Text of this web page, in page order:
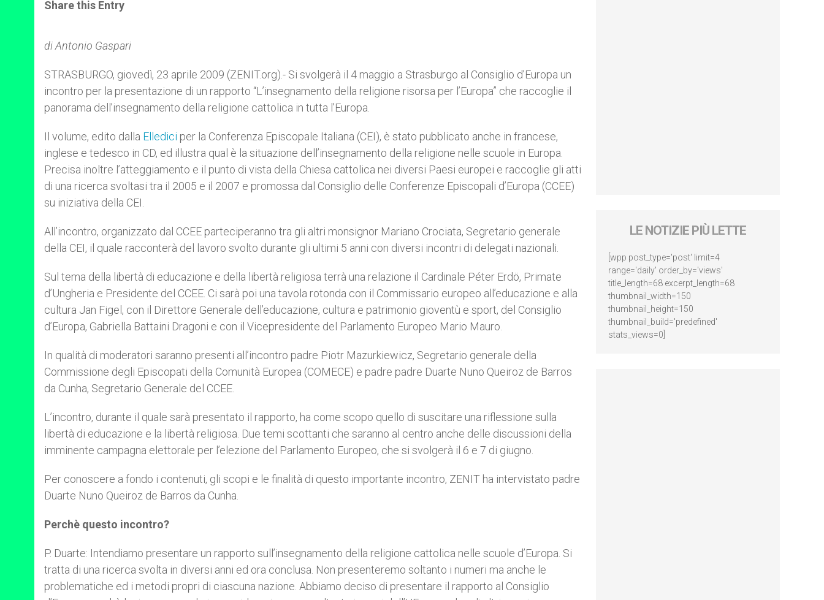
s
p
e
e
r
b
k
Share this Entry
di Antonio Gaspari
STRASBURGO, giovedì, 23 aprile 2009 (ZENIT.org).- Si svolgerà il 4 maggio a Strasburgo al Consiglio d’Europa un
incontro per la presentazione di un rapporto “L’insegnamento della religione risorsa per l’Europa” che raccoglie il
panorama dell’insegnamento della religione cattolica in tutta l’Europa.
Il volume, edito dalla Elledici per la Conferenza Episcopale Italiana (CEI), è stato pubblicato anche in francese,
inglese e tedesco in CD, ed illustra qual è la situazione dell’insegnamento della religione nelle scuole in Europa.
Precisa inoltre l’atteggiamento e il punto di vista della Chiesa cattolica nei diversi Paesi europei e raccoglie gli atti
di una ricerca svoltasi tra il 2005 e il 2007 e promossa dal Consiglio delle Conferenze Episcopali d’Europa (CCEE)
su iniziativa della CEI.
All’incontro, organizzato dal CCEE parteciperanno tra gli altri monsignor Mariano Crociata, Segretario generale
della CEI, il quale racconterà del lavoro svolto durante gli ultimi 5 anni con diversi incontri di delegati nazionali.
Sul tema della libertà di educazione e della libertà religiosa terrà una relazione il Cardinale Péter Erdö, Primate
d’Ungheria e Presidente del CCEE. Ci sarà poi una tavola rotonda con il Commissario europeo all’educazione e alla
cultura Jan Figel, con il Direttore Generale dell’educazione, cultura e patrimonio gioventù e sport, del Consiglio
d’Europa, Gabriella Battaini Dragoni e con il Vicepresidente del Parlamento Europeo Mario Mauro.
In qualità di moderatori saranno presenti all’incontro padre Piotr Mazurkiewicz, Segretario generale della
Commissione degli Episcopati della Comunità Europea (COMECE) e padre padre Duarte Nuno Queiroz de Barros
da Cunha, Segretario Generale del CCEE.
L’incontro, durante il quale sarà presentato il rapporto, ha come scopo quello di suscitare una riflessione sulla
libertà di educazione e la libertà religiosa. Due temi scottanti che saranno al centro anche delle discussioni della
imminente campagna elettorale per l’elezione del Parlamento Europeo, che si svolgerà il 6 e 7 di giugno.
Per conoscere a fondo i contenuti, gli scopi e le finalità di questo importante incontro, ZENIT ha intervistato padre
Duarte Nuno Queiroz de Barros da Cunha.
Perchè questo incontro?
P. Duarte: Intendiamo presentare un rapporto sull’insegnamento della religione cattolica nelle scuole d’Europa. Si
tratta di una ricerca svolta in diversi anni ed ora conclusa. Non presenteremo soltanto i numeri ma anche le
problematiche ed i metodi propri di ciascuna nazione. Abbiamo deciso di presentare il rapporto al Consiglio
LE NOTIZIE PIÙ LETTE
[wpp post_type='post' limit=4
range='daily' order_by='views'
title_length=68 excerpt_length=68
thumbnail_width=150
thumbnail_height=150
thumbnail_build='predefined'
stats_views=0]